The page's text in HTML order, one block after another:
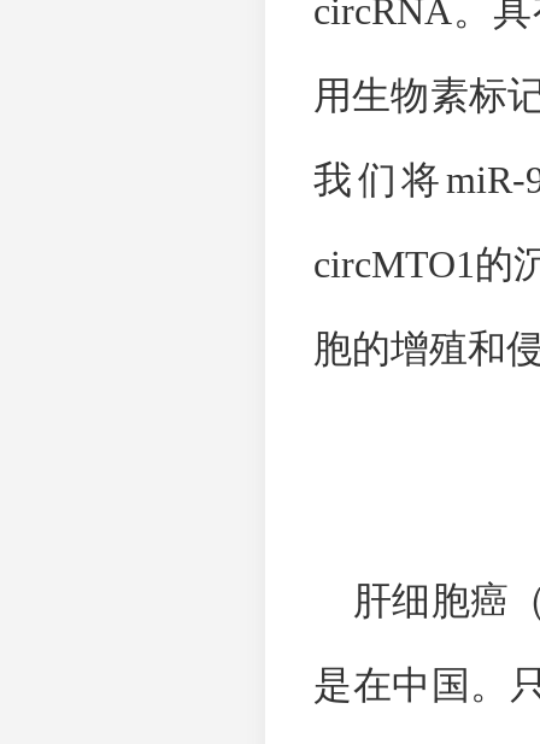
circRNA。
用生物素标
我们将miR-
circMTO1的
胞的增殖和
肝细胞癌
是在中国。